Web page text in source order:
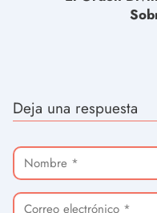
Deja una respuesta